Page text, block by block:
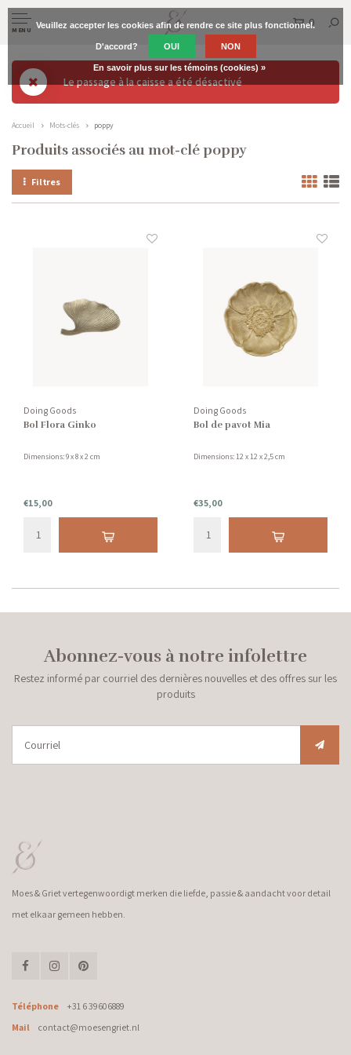
MENU
0
Le passage à la caisse a été désactivé
Accueil Mots-clés poppy
Produits associés au mot-clé poppy
Filtres
Doing Goods
Bol Flora Ginko
Dimensions: 9 x 8 x 2 cm
€15,00
Doing Goods
Bol de pavot Mia
Dimensions: 12 x 12 x 2,5 cm
€35,00
Abonnez-vous à notre infolettre
Restez informé par courriel des dernières nouvelles et des offres sur les
produits
Moes & Griet vertegenwoordigt merken die liefde, passie & aandacht voor detail
met elkaar gemeen hebben.
Téléphone
+31 6 39606889
Mail
contact@moesengriet.nl
Veuillez accepter les cookies afin de rendre ce site plus fonctionnel.
D'accord? OUI NON
En savoir plus sur les témoins (cookies) »